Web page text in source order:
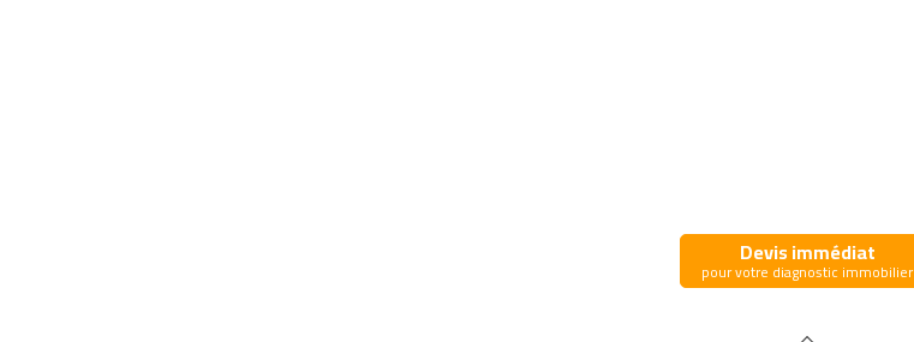
Devis immédiat
pour votre diagnostic immobilier